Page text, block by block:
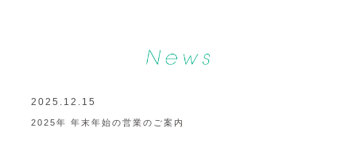
2025.12.15
2025年 年末年始の営業のご案内